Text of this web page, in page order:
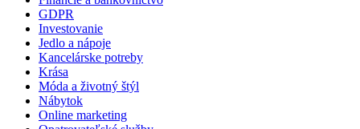
GDPR
Investovanie
Jedlo a nápoje
Kancelárske potreby
Krása
Móda a životný štýl
Nábytok
Online marketing